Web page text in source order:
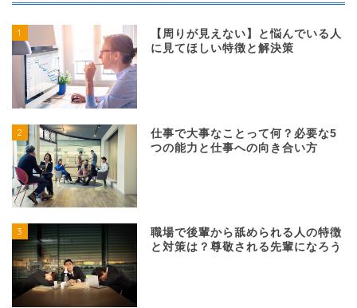
1
【周りが見えない】と悩んでいる人
に見てほしい特徴と解決策
2
仕事で大事なことって何？必要な5
つの能力と仕事への向き合い方
3
職場で後輩から舐められる人の特徴
と対策は？尊敬される先輩になろう